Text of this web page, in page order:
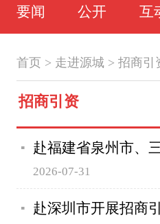
要闻 公开 互
首页 > 走进源城> 招商引
招商引资
赴福建省泉州市、
2026-07-31
赴深圳市开展招商